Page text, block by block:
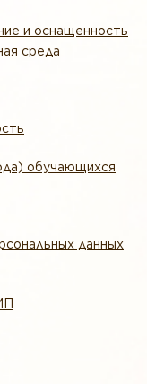
и оснащенность
среда
обучающихся
данных